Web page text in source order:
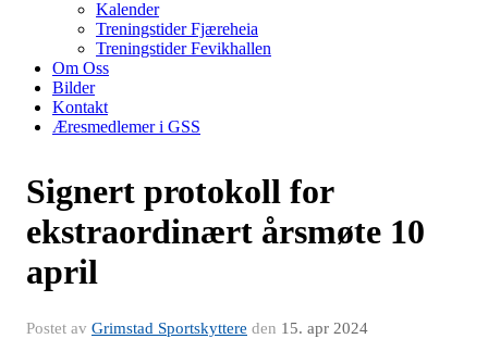
Kalender
Treningstider Fjæreheia
Treningstider Fevikhallen
Om Oss
Bilder
Kontakt
Æresmedlemer i GSS
Signert protokoll for
ekstraordinært årsmøte 10
april
Postet av Grimstad Sportskyttere den 15. apr 2024